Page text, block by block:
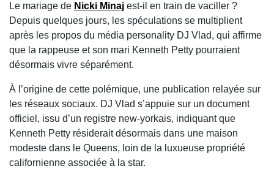
Le mariage de Nicki Minaj est-il en train de vaciller ?
Depuis quelques jours, les spéculations se multiplient
après les propos du média personality DJ Vlad, qui affirme
que la rappeuse et son mari Kenneth Petty pourraient
désormais vivre séparément.
À l’origine de cette polémique, une publication relayée sur
les réseaux sociaux. DJ Vlad s’appuie sur un document
officiel, issu d’un registre new-yorkais, indiquant que
Kenneth Petty résiderait désormais dans une maison
modeste dans le Queens, loin de la luxueuse propriété
californienne associée à la star.